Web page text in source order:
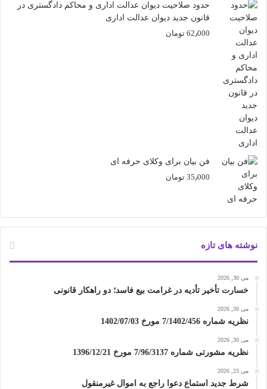
حدود صلاحیت دیوان عدالت اداری و محاکم دادگستری در
قانون جدید دیوان عدالت اداری
62٫000 تومان
فن بیان برای وکلای حرفه ای
35٫000 تومان
نوشته های تازه
می 30, 2026
خسارت تأخیر تأدیه در غرامت بیع فاسد؛ دو راهکار قانونی
می 30, 2026
نظریه شماره 7/1402/456 مورخ 1402/07/03
می 30, 2026
نظریه مشورتی شماره 7/96/3137 مورخ 1396/12/21
می 23, 2026
شرط جدید استماع دعوا راجع به اموال غیرمنقول